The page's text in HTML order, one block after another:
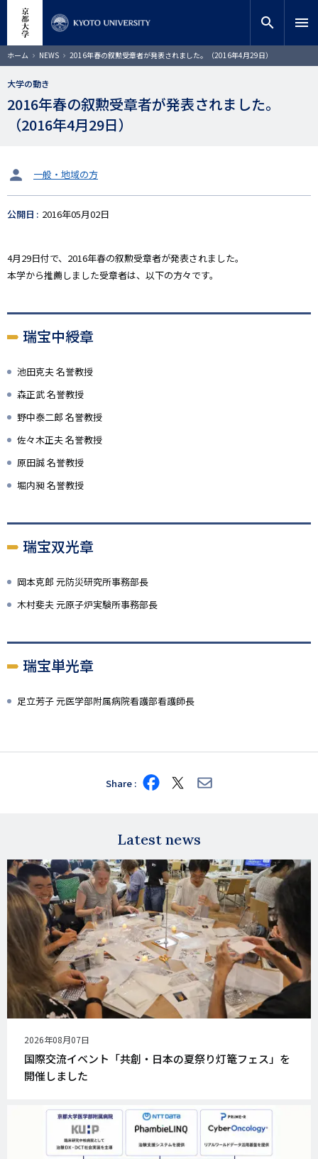
コ
ン
ン
ツ
サイト内検索 search menu
ホーム NEWS 2016年春の叙勲受章者が発表されました。（2016年4月29日）
大学の動き
2016年春の叙勲受章者が発表されました。
（2016年4月29日）
タ
ッ
一般・地域の方
公開日 2016年05月02日
4月29日付で、2016年春の叙勲受章者が発表されました。
本学から推薦しました受章者は、以下の方々です。
瑞宝中綬章
池田克夫 名誉教授
森正武 名誉教授
野中泰二郎 名誉教授
佐々木正夫 名誉教授
原田誠 名誉教授
堀内昶 名誉教授
瑞宝双光章
岡本克郎 元防災研究所事務部長
木村斐夫 元原子炉実験所事務部長
瑞宝単光章
足立芳子 元医学部附属病院看護部看護師長
Share Share
on
Share
on
Share
via
Latest news
公
開
日
2026年08月07日
国際交流イベント「共創・日本の夏祭り灯篭フェス」を
開催しました